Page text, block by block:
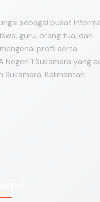
sebagai pusat
guru, orang tua, dan
profil serta
Negeri 1 Sukamara yang
Sukamara, Kalimantan